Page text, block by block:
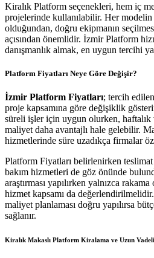
Kiralık Platform seçenekleri, hem iç
projelerinde kullanılabilir. Her
olduğundan, doğru ekipmanın
açısından önemlidir. İzmir Platform
danışmanlık almak, en uygun tercihi
Platform Fiyatları Neye Göre Değişir?
İzmir Platform Fiyatları; tercih
proje kapsamına göre değişiklik
süreli işler için uygun olurken,
maliyet daha avantajlı hale gelebilir.
hizmetlerinde süre uzadıkça firmalar
Platform Fiyatları belirlenirken
bakım hizmetleri de göz önünde
araştırması yapılırken yalnızca
hizmet kapsamı da
maliyet planlaması doğru yapılırsa
sağlanır.
Kiralık Makaslı Platform Kiralama ve Uzun